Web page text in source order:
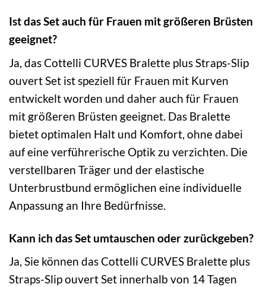
Ist das Set auch für Frauen mit größeren Brüsten
geeignet?
Ja, das Cottelli CURVES Bralette plus Straps-Slip
ouvert Set ist speziell für Frauen mit Kurven
entwickelt worden und daher auch für Frauen
mit größeren Brüsten geeignet. Das Bralette
bietet optimalen Halt und Komfort, ohne dabei
auf eine verführerische Optik zu verzichten. Die
verstellbaren Träger und der elastische
Unterbrustbund ermöglichen eine individuelle
Anpassung an Ihre Bedürfnisse.
Kann ich das Set umtauschen oder zurückgeben?
Ja, Sie können das Cottelli CURVES Bralette plus
Straps-Slip ouvert Set innerhalb von 14 Tagen